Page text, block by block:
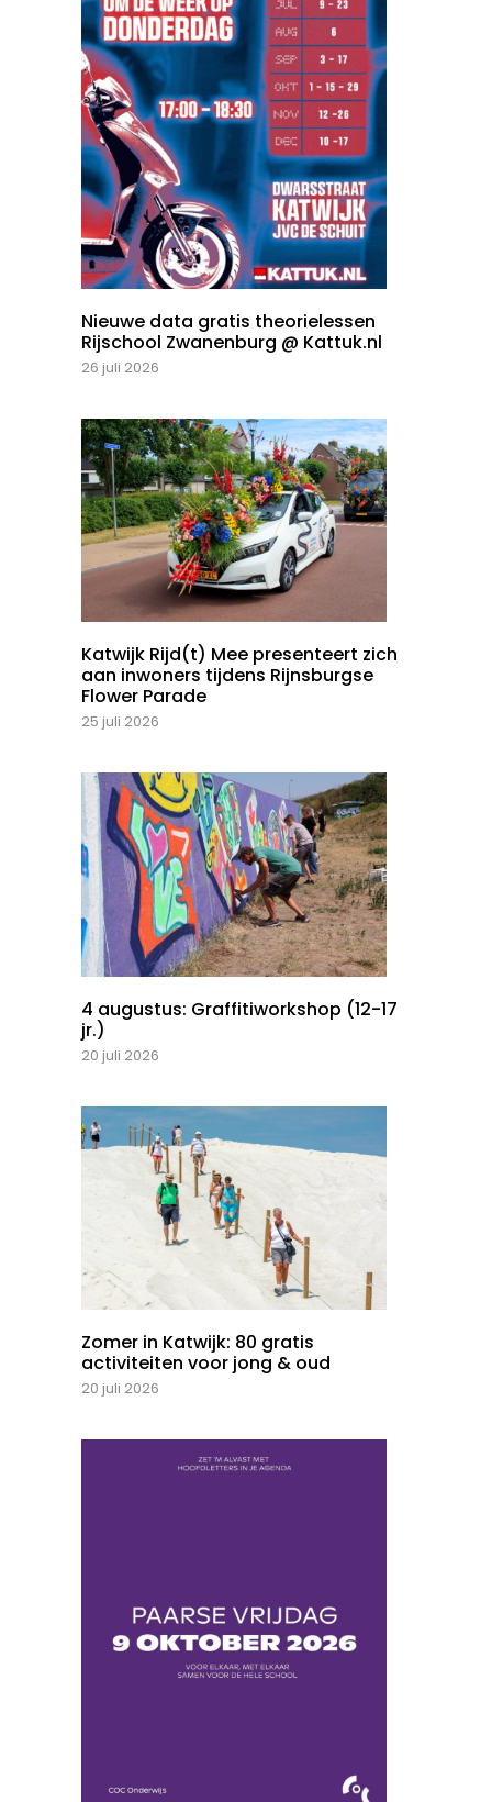
Nieuwe data gratis theorielessen
Rijschool Zwanenburg @ Kattuk.nl
26 juli 2026
Katwijk Rijd(t) Mee presenteert zich
aan inwoners tijdens Rijnsburgse
Flower Parade
25 juli 2026
4 augustus: Graffitiworkshop (12-17
jr.)
20 juli 2026
Zomer in Katwijk: 80 gratis
activiteiten voor jong & oud
20 juli 2026